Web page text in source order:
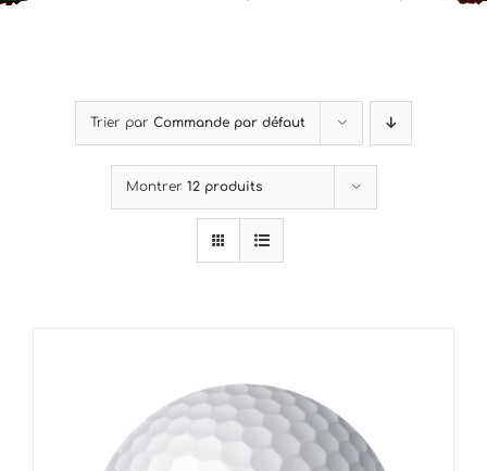
Trier par Commande par défaut
Montrer 12 produits